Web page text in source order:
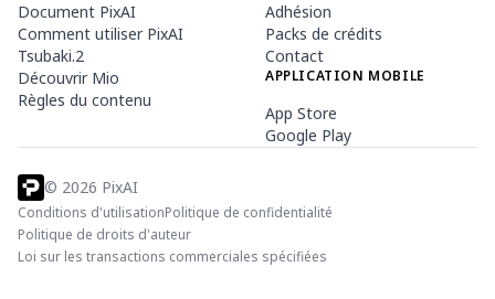
Document PixAI
Comment utiliser PixAI
Tsubaki.2
Découvrir Mio
Règles du contenu
Adhésion
Packs de crédits
Contact
APPLICATION MOBILE
App Store
Google Play
© 2026 PixAI
Conditions d'utilisationPolitique de confidentialité
Politique de droits d'auteur
Loi sur les transactions commerciales spécifiées